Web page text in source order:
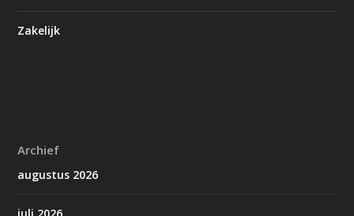
Zakelijk
Archief
augustus 2026
juli 2026